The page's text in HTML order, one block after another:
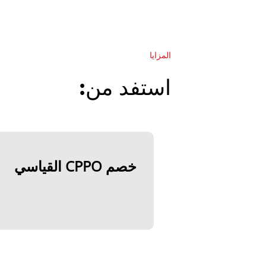
المزايا
استفد من:
خصم CPPO القياسي